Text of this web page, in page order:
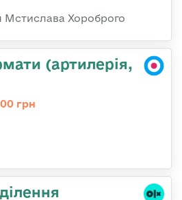
Мстислава Хороброго
(артилерія,
грн